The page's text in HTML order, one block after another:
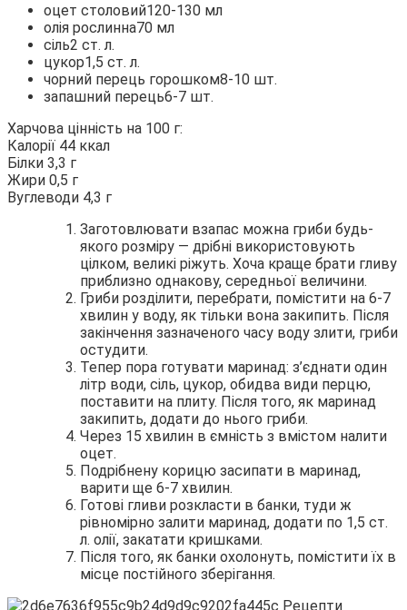
оцет столовий120-130 мл
олія рослинна70 мл
сіль2 ст. л.
цукор1,5 ст. л.
чорний перець горошком8-10 шт.
запашний перець6-7 шт.
Харчова цінність на 100 г:
Калорії 44 ккал
Білки 3,3 г
Жири 0,5 г
Вуглеводи 4,3 г
Заготовлювати взапас можна гриби будь-
якого розміру — дрібні використовують
цілком, великі ріжуть. Хоча краще брати гливу
приблизно однакову, середньої величини.
Гриби розділити, перебрати, помістити на 6-7
хвилин у воду, як тільки вона закипить. Після
закінчення зазначеного часу воду злити, гриби
остудити.
Тепер пора готувати маринад: з’єднати один
літр води, сіль, цукор, обидва види перцю,
поставити на плиту. Після того, як маринад
закипить, додати до нього гриби.
Через 15 хвилин в ємність з вмістом налити
оцет.
Подрібнену корицю засипати в маринад,
варити ще 6-7 хвилин.
Готові гливи розкласти в банки, туди ж
рівномірно залити маринад, додати по 1,5 ст.
л. олії, закатати кришками.
Після того, як банки охолонуть, помістити їх в
місце постійного зберігання.